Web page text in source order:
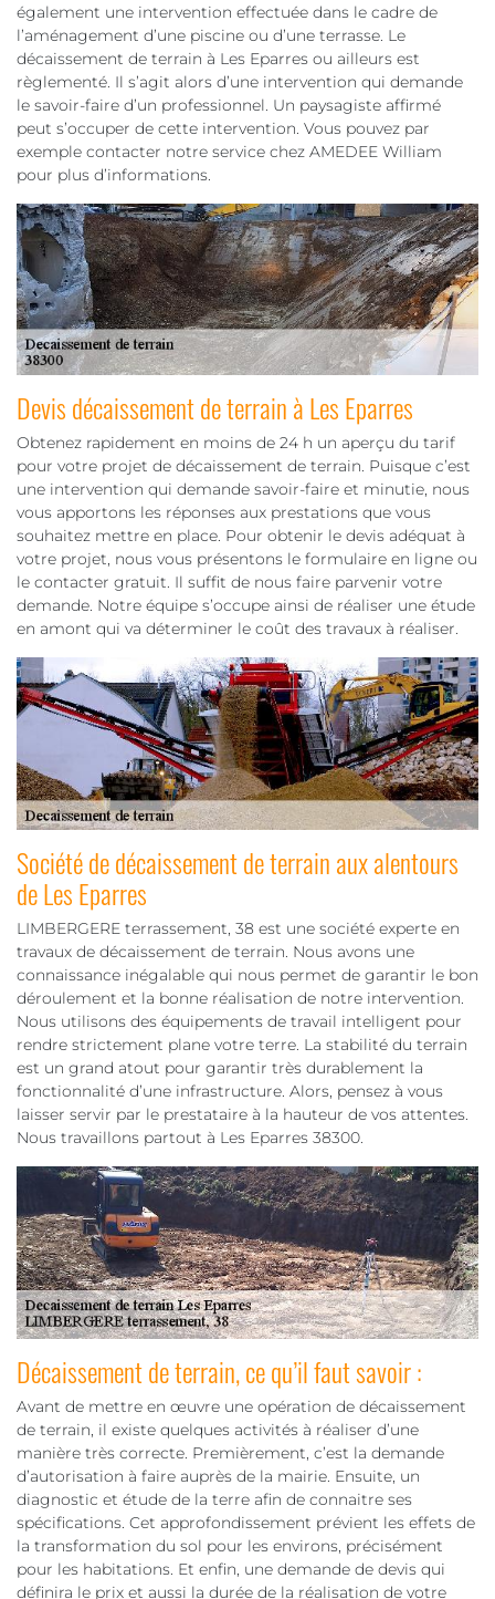
également une intervention effectuée dans le cadre de
l’aménagement d’une piscine ou d’une terrasse. Le
décaissement de terrain à Les Eparres ou ailleurs est
règlementé. Il s’agit alors d’une intervention qui demande
le savoir-faire d’un professionnel. Un paysagiste affirmé
peut s’occuper de cette intervention. Vous pouvez par
exemple contacter notre service chez AMEDEE William
pour plus d’informations.
Devis décaissement de terrain à Les Eparres
Obtenez rapidement en moins de 24 h un aperçu du tarif
pour votre projet de décaissement de terrain. Puisque c’est
une intervention qui demande savoir-faire et minutie, nous
vous apportons les réponses aux prestations que vous
souhaitez mettre en place. Pour obtenir le devis adéquat à
votre projet, nous vous présentons le formulaire en ligne ou
le contacter gratuit. Il suffit de nous faire parvenir votre
demande. Notre équipe s’occupe ainsi de réaliser une étude
en amont qui va déterminer le coût des travaux à réaliser.
Société de décaissement de terrain aux alentours
de Les Eparres
LIMBERGERE terrassement, 38 est une société experte en
travaux de décaissement de terrain. Nous avons une
connaissance inégalable qui nous permet de garantir le bon
déroulement et la bonne réalisation de notre intervention.
Nous utilisons des équipements de travail intelligent pour
rendre strictement plane votre terre. La stabilité du terrain
est un grand atout pour garantir très durablement la
fonctionnalité d’une infrastructure. Alors, pensez à vous
laisser servir par le prestataire à la hauteur de vos attentes.
Nous travaillons partout à Les Eparres 38300.
Décaissement de terrain, ce qu’il faut savoir :
Avant de mettre en œuvre une opération de décaissement
de terrain, il existe quelques activités à réaliser d’une
manière très correcte. Premièrement, c’est la demande
d’autorisation à faire auprès de la mairie. Ensuite, un
diagnostic et étude de la terre afin de connaitre ses
spécifications. Cet approfondissement prévient les effets de
la transformation du sol pour les environs, précisément
pour les habitations. Et enfin, une demande de devis qui
définira le prix et aussi la durée de la réalisation de votre